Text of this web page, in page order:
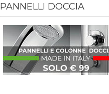
PANNELLI DOCCIA